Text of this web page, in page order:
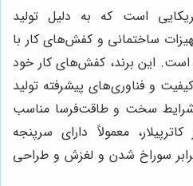
است که به دلیل تولید
ساختمانی و کفش‌های کار با
است. این برند، کفش‌های کار خود
کیفیت و فناوری‌های پیشرفته تولید
شرایط سخت و طاقت‌فرسا مناسب
معمولاً دارای سرپنجه
برابر سوراخ شدن و لغزش و طراحی